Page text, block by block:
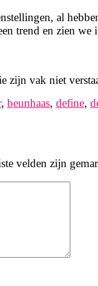
al
trend en zien
zijn vak niet
, beunhaas, define,
velden zijn